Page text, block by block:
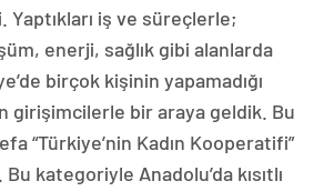
Yaptıkları iş ve süreçlerle;
enerji, sağlık gibi alanlarda
birçok kişinin yapamadığı
girişimcilerle bir araya geldik. Bu
“Türkiye’nin Kadın Kooperatifi”
kategoriyle Anadolu’da kısıtlı